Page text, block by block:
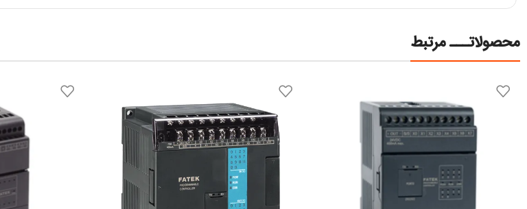
محصولاتـــ مرتبط